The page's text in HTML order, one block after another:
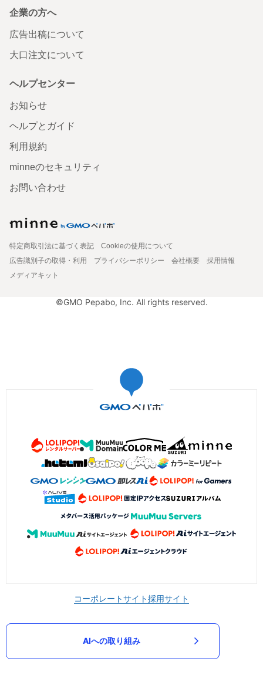
企業の方へ
広告出稿について
大口注文について
ヘルプセンター
お知らせ
ヘルプとガイド
利用規約
minneのセキュリティ
お問い合わせ
特定商取引法に基づく表記
Cookieの使用について
広告識別子の取得・利用
プライバシーポリシー 会社概要
採用情報
メディアキット
©GMO Pepabo, Inc. All rights reserved.
コーポレートサイト採用サイト
AIへの取り組み